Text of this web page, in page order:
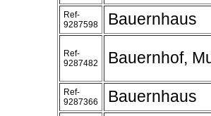
Ref-
9287598
Bauernhaus
Ref-
9287482
Bauernhof,
Ref-
9287366
Bauernhaus